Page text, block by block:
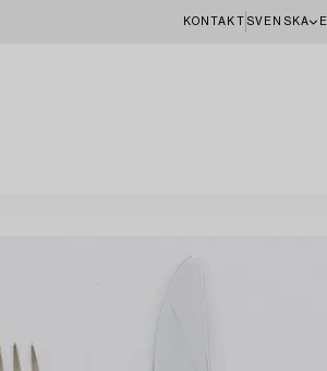
KONTAKT SVENSKA